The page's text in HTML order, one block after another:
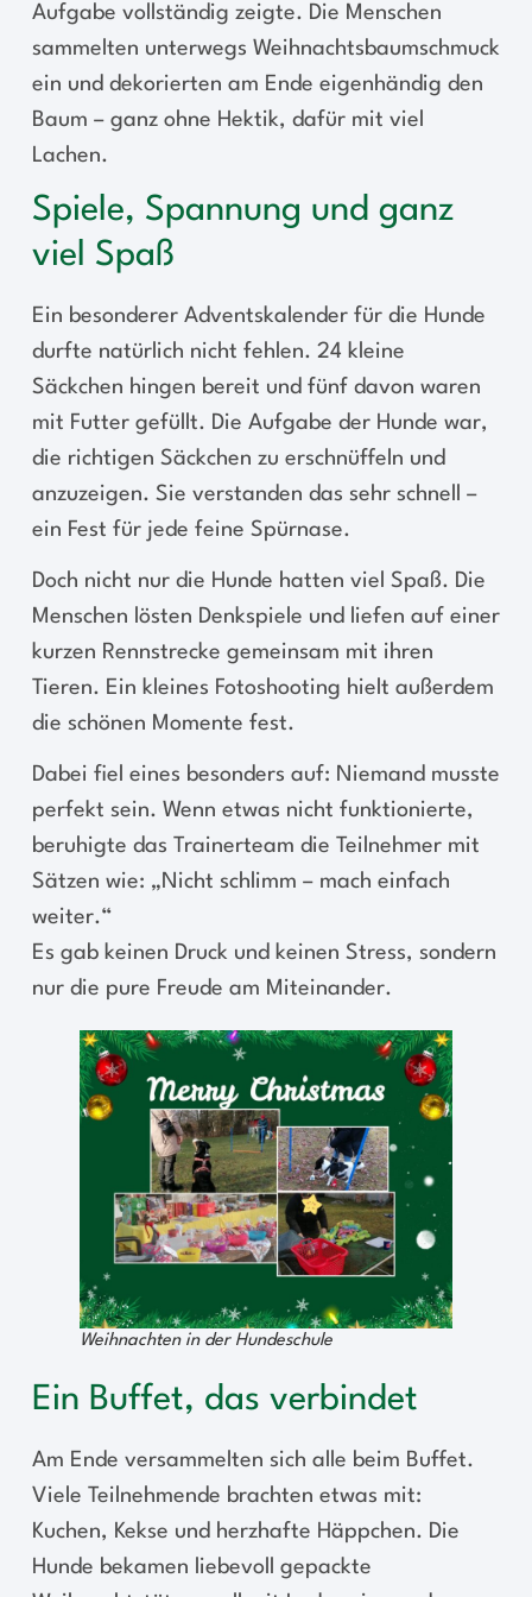
Aufgabe vollständig zeigte. Die Menschen
sammelten unterwegs Weihnachtsbaumschmuck
ein und dekorierten am Ende eigenhändig den
Baum – ganz ohne Hektik, dafür mit viel
Lachen.
Spiele, Spannung und ganz
viel Spaß
Ein besonderer Adventskalender für die Hunde
durfte natürlich nicht fehlen. 24 kleine
Säckchen hingen bereit und fünf davon waren
mit Futter gefüllt. Die Aufgabe der Hunde war,
die richtigen Säckchen zu erschnüffeln und
anzuzeigen. Sie verstanden das sehr schnell –
ein Fest für jede feine Spürnase.
Doch nicht nur die Hunde hatten viel Spaß. Die
Menschen lösten Denkspiele und liefen auf einer
kurzen Rennstrecke gemeinsam mit ihren
Tieren. Ein kleines Fotoshooting hielt außerdem
die schönen Momente fest.
Dabei fiel eines besonders auf: Niemand musste
perfekt sein. Wenn etwas nicht funktionierte,
beruhigte das Trainerteam die Teilnehmer mit
Sätzen wie: „Nicht schlimm – mach einfach
weiter.“
Es gab keinen Druck und keinen Stress, sondern
nur die pure Freude am Miteinander.
Weihnachten in der Hundeschule
Ein Buffet, das verbindet
Am Ende versammelten sich alle beim Buffet.
Viele Teilnehmende brachten etwas mit:
Kuchen, Kekse und herzhafte Häppchen. Die
Hunde bekamen liebevoll gepackte